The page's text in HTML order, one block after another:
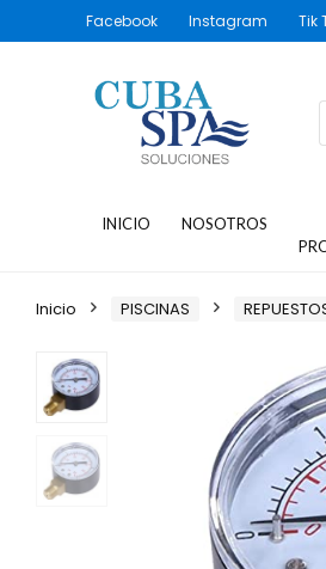
Facebook Instagram Tik
INICIO
NOSOTROS
Inicio PISCINAS